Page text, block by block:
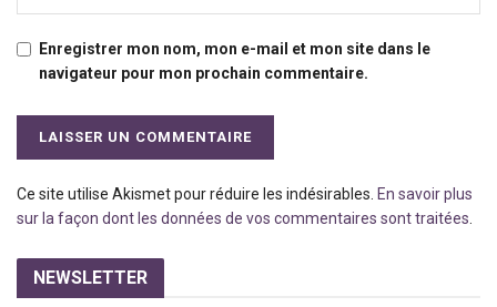
Enregistrer mon nom, mon e-mail et mon site dans le
navigateur pour mon prochain commentaire.
Ce site utilise Akismet pour réduire les indésirables. En savoir plus
sur la façon dont les données de vos commentaires sont traitées.
NEWSLETTER